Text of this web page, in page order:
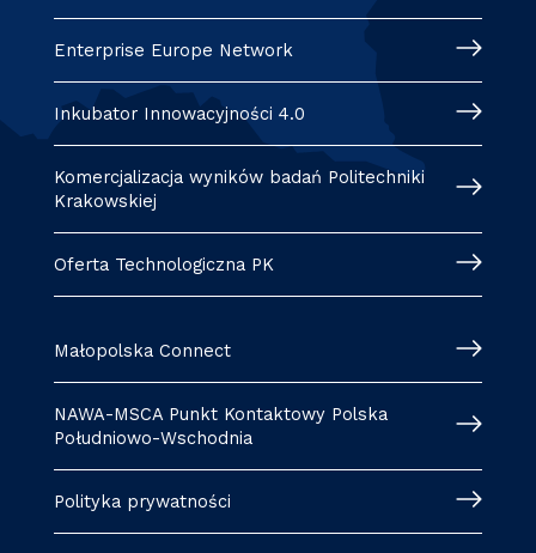
Enterprise Europe Network
Inkubator Innowacyjności 4.0
Komercjalizacja wyników badań Politechniki
Krakowskiej
Oferta Technologiczna PK
Małopolska Connect
NAWA-MSCA Punkt Kontaktowy Polska
Południowo-Wschodnia
Polityka prywatności